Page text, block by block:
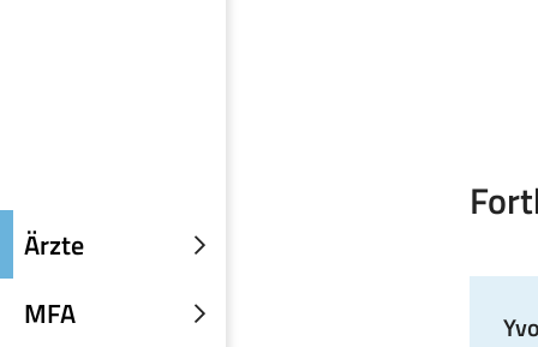
Ärzte
Untermenü
MFA
Untermenü